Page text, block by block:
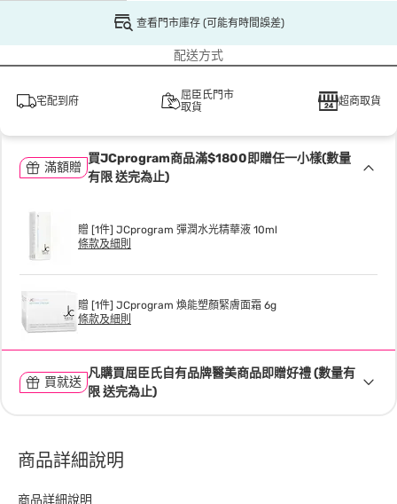
查看門市庫存 (可能有時間誤差)
配送方式
宅配到府
屈臣氏門市
取貨
超商取貨
滿額贈
買JCprogram商品滿$1800即贈任一小樣(數量
有限 送完為止)
贈 [1件] JCprogram 彈潤水光精華液 10ml
條款及細則
贈 [1件] JCprogram 煥能塑顏緊膚面霜 6g
條款及細則
買就送
凡購買屈臣氏自有品牌醫美商品即贈好禮 (數量有
限 送完為止)
商品詳細說明
商品詳細說明